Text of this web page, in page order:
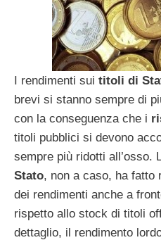
I rendimenti sui titoli di
brevi si stanno sempre di
con la conseguenza che i
titoli pubblici si devono
sempre più ridotti all’osso.
Stato, non a caso, ha fatto
dei rendimenti anche a
rispetto allo stock di titoli
dettaglio, il rendimento